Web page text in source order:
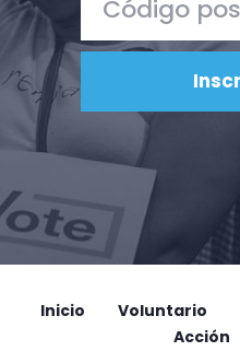
Inicio Voluntario
Acción